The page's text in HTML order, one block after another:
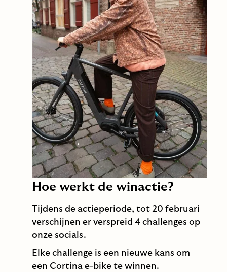
Hoe werkt de winactie?
Tijdens de actieperiode, tot 20 februari
verschijnen er verspreid 4 challenges op
onze socials.
Elke challenge is een nieuwe kans om
een Cortina e-bike te winnen.